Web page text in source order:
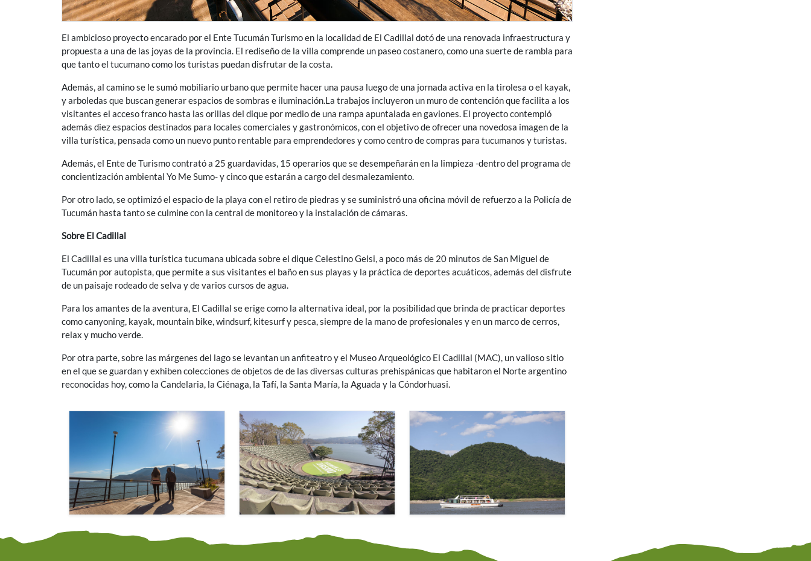
El ambicioso proyecto encarado por el Ente Tucumán Turismo en la localidad de El Cadillal dotó de una renovada infraestructura y
propuesta a una de las joyas de la provincia. El rediseño de la villa comprende un paseo costanero, como una suerte de rambla para
que tanto el tucumano como los turistas puedan disfrutar de la costa.
Además, al camino se le sumó mobiliario urbano que permite hacer una pausa luego de una jornada activa en la tirolesa o el kayak,
y arboledas que buscan generar espacios de sombras e iluminación.La trabajos incluyeron un muro de contención que facilita a los
visitantes el acceso franco hasta las orillas del dique por medio de una rampa apuntalada en gaviones. El proyecto contempló
además diez espacios destinados para locales comerciales y gastronómicos, con el objetivo de ofrecer una novedosa imagen de la
villa turística, pensada como un nuevo punto rentable para emprendedores y como centro de compras para tucumanos y turistas.
Además, el Ente de Turismo contrató a 25 guardavidas, 15 operarios que se desempeñarán en la limpieza -dentro del programa de
concientización ambiental Yo Me Sumo- y cinco que estarán a cargo del desmalezamiento.
Por otro lado, se optimizó el espacio de la playa con el retiro de piedras y se suministró una oficina móvil de refuerzo a la Policía de
Tucumán hasta tanto se culmine con la central de monitoreo y la instalación de cámaras.
Sobre El Cadillal
El Cadillal es una villa turística tucumana ubicada sobre el dique Celestino Gelsi, a poco más de 20 minutos de San Miguel de
Tucumán por autopista, que permite a sus visitantes el baño en sus playas y la práctica de deportes acuáticos, además del disfrute
de un paisaje rodeado de selva y de varios cursos de agua.
Para los amantes de la aventura, El Cadillal se erige como la alternativa ideal, por la posibilidad que brinda de practicar deportes
como canyoning, kayak, mountain bike, windsurf, kitesurf y pesca, siempre de la mano de profesionales y en un marco de cerros,
relax y mucho verde.
Por otra parte, sobre las márgenes del lago se levantan un anfiteatro y el Museo Arqueológico El Cadillal (MAC), un valioso sitio
en el que se guardan y exhiben colecciones de objetos de de las diversas culturas prehispánicas que habitaron el Norte argentino
reconocidas hoy, como la Candelaria, la Ciénaga, la Tafí, la Santa María, la Aguada y la Cóndorhuasi.